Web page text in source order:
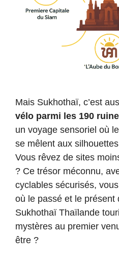
Mais Sukhothaï, c’est
vélo parmi les 190
un voyage sensoriel où
se mêlent aux
Vous rêvez de sites
? Ce trésor méconnu,
cyclables sécurisés,
où le passé et le présent
Sukhothaï Thaïlande
mystères au premier
être ?